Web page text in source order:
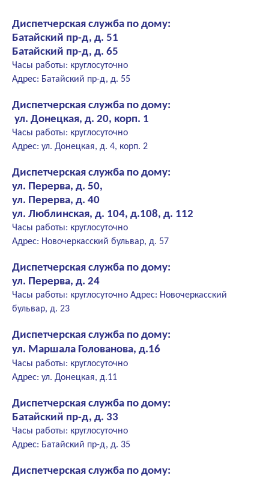
Диспетчерская служба по дому:
Батайский пр-д, д. 51
Батайский пр-д, д. 65
Часы работы: круглосуточно
Адрес: Батайский пр-д, д. 55
Диспетчерская служба по дому:
ул. Донецкая, д. 20, корп. 1
Часы работы: круглосуточно
Адрес: ул. Донецкая, д. 4, корп. 2
Диспетчерская служба по дому:
ул. Перерва, д. 50,
ул. Перерва, д. 40
ул. Люблинская, д. 104, д.108, д. 112
Часы работы: круглосуточно
Адрес: Новочеркасский бульвар, д. 57
Диспетчерская служба по дому:
ул. Перерва, д. 24
Часы работы: круглосуточно Адрес: Новочеркасский
бульвар, д. 23
Диспетчерская служба по дому:
ул. Маршала Голованова, д.16
Часы работы: круглосуточно
Адрес: ул. Донецкая, д.11
Диспетчерская служба по дому:
Батайский пр-д, д. 33
Часы работы: круглосуточно
Адрес: Батайский пр-д, д. 35
Диспетчерская служба по дому: